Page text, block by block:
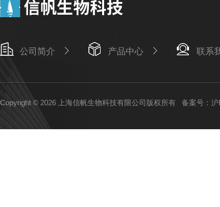
公司简介 产品中心 联系
Copyright © 2026 上海信帆生物科技有限公司版权所有 备案号：